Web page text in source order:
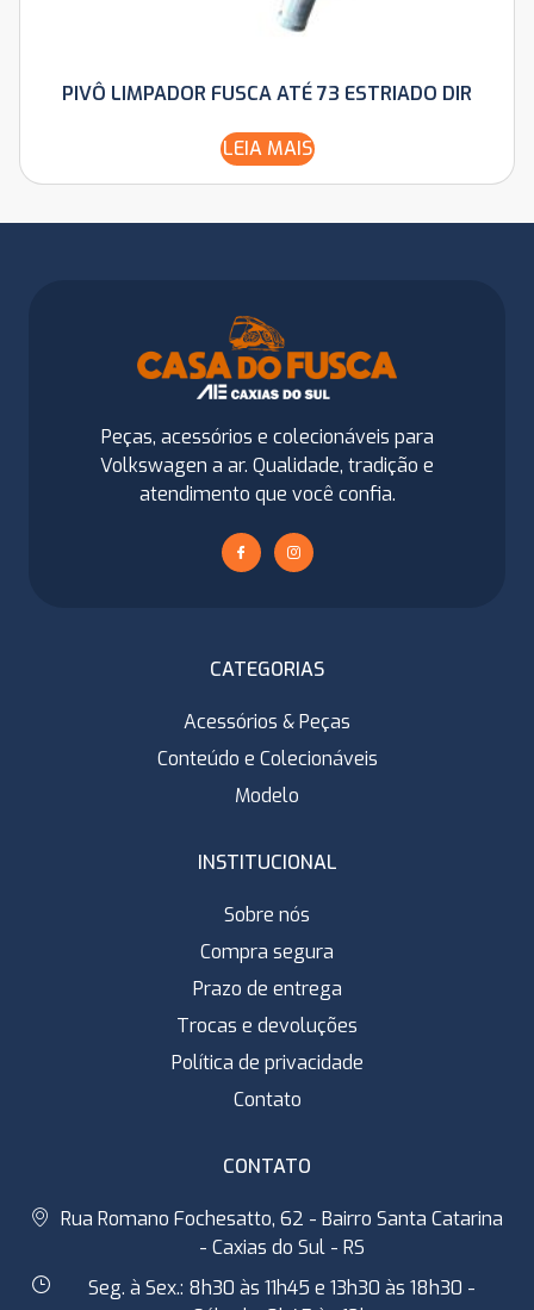
PIVÔ LIMPADOR FUSCA ATÉ 73 ESTRIADO DIR
LEIA MAIS
Peças, acessórios e colecionáveis para
Volkswagen a ar. Qualidade, tradição e
atendimento que você confia.
CATEGORIAS
Acessórios & Peças
Conteúdo e Colecionáveis
Modelo
INSTITUCIONAL
Sobre nós
Compra segura
Prazo de entrega
Trocas e devoluções
Política de privacidade
Contato
CONTATO
Rua Romano Fochesatto, 62 - Bairro Santa Catarina
- Caxias do Sul - RS
Seg. à Sex.: 8h30 às 11h45 e 13h30 às 18h30 -